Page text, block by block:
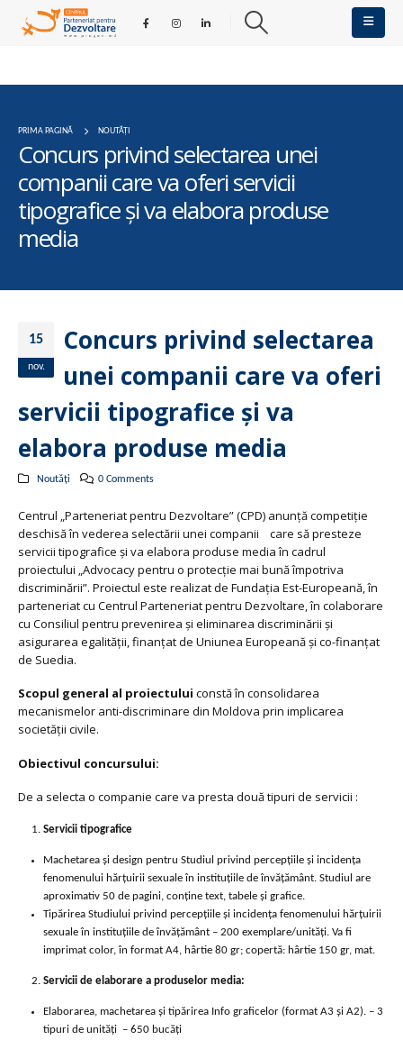
PRIMA PAGINĂ NOUTĂȚI
Concurs privind selectarea unei
companii care va oferi servicii
tipografice și va elabora produse
media
15
nov.
Concurs privind selectarea
unei companii care va oferi
servicii tipografice și va
elabora produse media
Noutăți 0 Comments
Centrul „Parteneriat pentru Dezvoltare” (CPD) anunță competiție
deschisă în vederea selectării unei companii care să presteze
servicii tipografice și va elabora produse media în cadrul
proiectului „Advocacy pentru o protecție mai bună împotriva
discriminării”. Proiectul este realizat de Fundația Est-Europeană, în
parteneriat cu Centrul Parteneriat pentru Dezvoltare, în colaborare
cu Consiliul pentru prevenirea și eliminarea discriminării și
asigurarea egalității, finanțat de Uniunea Europeană și co-finanțat
de Suedia.
Scopul general al proiectului constă în consolidarea
mecanismelor anti-discriminare din Moldova prin implicarea
societății civile.
Obiectivul concursului:
De a selecta o companie care va presta două tipuri de servicii :
Servicii tipografice
Machetarea și design pentru Studiul privind percepțiile și incidența
fenomenului hărțuirii sexuale în instituțiile de învățământ. Studiul are
aproximativ 50 de pagini, conține text, tabele și grafice.
Tipărirea Studiului privind percepțiile și incidența fenomenului hărțuirii
sexuale în instituțiile de învățământ – 200 exemplare/unități. Va fi
imprimat color, în format A4, hârtie 80 gr; copertă: hârtie 150 gr, mat.
Servicii de elaborare a produselor media:
Elaborarea, machetarea și tipărirea Info graficelor (format A3 și A2). – 3
tipuri de unități – 650 bucăți